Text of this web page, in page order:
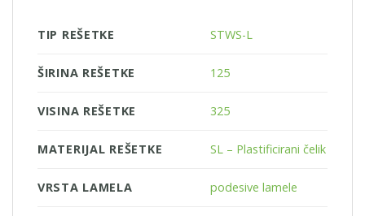
TIP REŠETKE STWS-L
ŠIRINA REŠETKE 125
VISINA REŠETKE 325
MATERIJAL REŠETKE SL – Plastificirani čelik
VRSTA LAMELA podesive lamele